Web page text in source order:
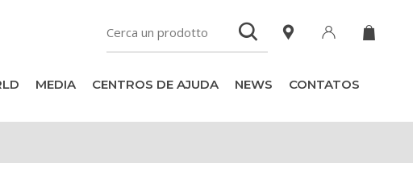
MEDIA CENTROS DE AJUDA NEWS CONTATOS